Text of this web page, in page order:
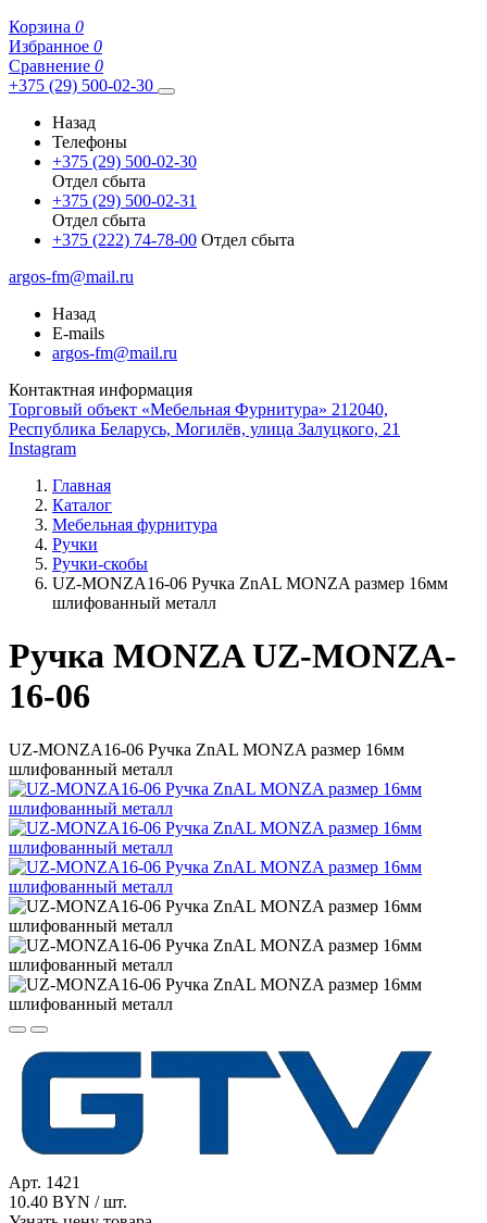
Корзина 0
Избранное 0
Сравнение 0
+375 (29) 500-02-30
Назад
Телефоны
+375 (29) 500-02-30
Отдел сбыта
+375 (29) 500-02-31
Отдел сбыта
+375 (222) 74-78-00 Отдел сбыта
argos-fm@mail.ru
Назад
E-mails
argos-fm@mail.ru
Контактная информация
Торговый объект «Мебельная Фурнитура» 212040,
Республика Беларусь, Могилёв, улица Залуцкого, 21
Instagram
Главная
Каталог
Мебельная фурнитура
Ручки
Ручки-скобы
UZ-MONZA16-06 Ручка ZnAL MONZA размер 16мм
шлифованный металл
Ручка MONZA UZ-MONZA-
16-06
UZ-MONZA16-06 Ручка ZnAL MONZA размер 16мм
шлифованный металл
Арт. 1421
10.40 BYN / шт.